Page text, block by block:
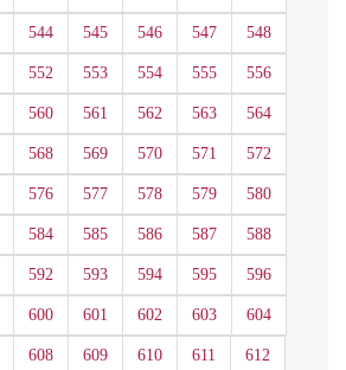
544 545 546 547 548
552 553 554 555 556
560 561 562 563 564
568 569 570 571 572
576 577 578 579 580
584 585 586 587 588
592 593 594 595 596
600 601 602 603 604
608 609 610 611 612